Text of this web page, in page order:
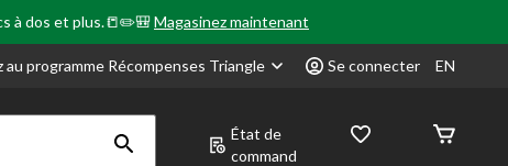
à dos et plus.📒✏️🎒Magasinez maintenant
au programme Récompenses Triangle Se connecter EN
État de
command